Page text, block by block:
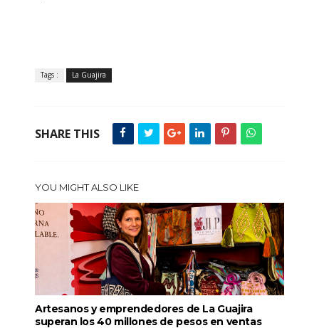
Tags : La Guajira
SHARE THIS
YOU MIGHT ALSO LIKE
Artesanos y emprendedores de La Guajira
superan los 40 millones de pesos en ventas